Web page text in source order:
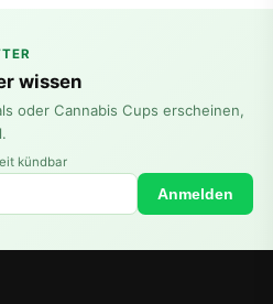
wissen
oder Cannabis Cups erscheinen,
kündbar
Anmelden